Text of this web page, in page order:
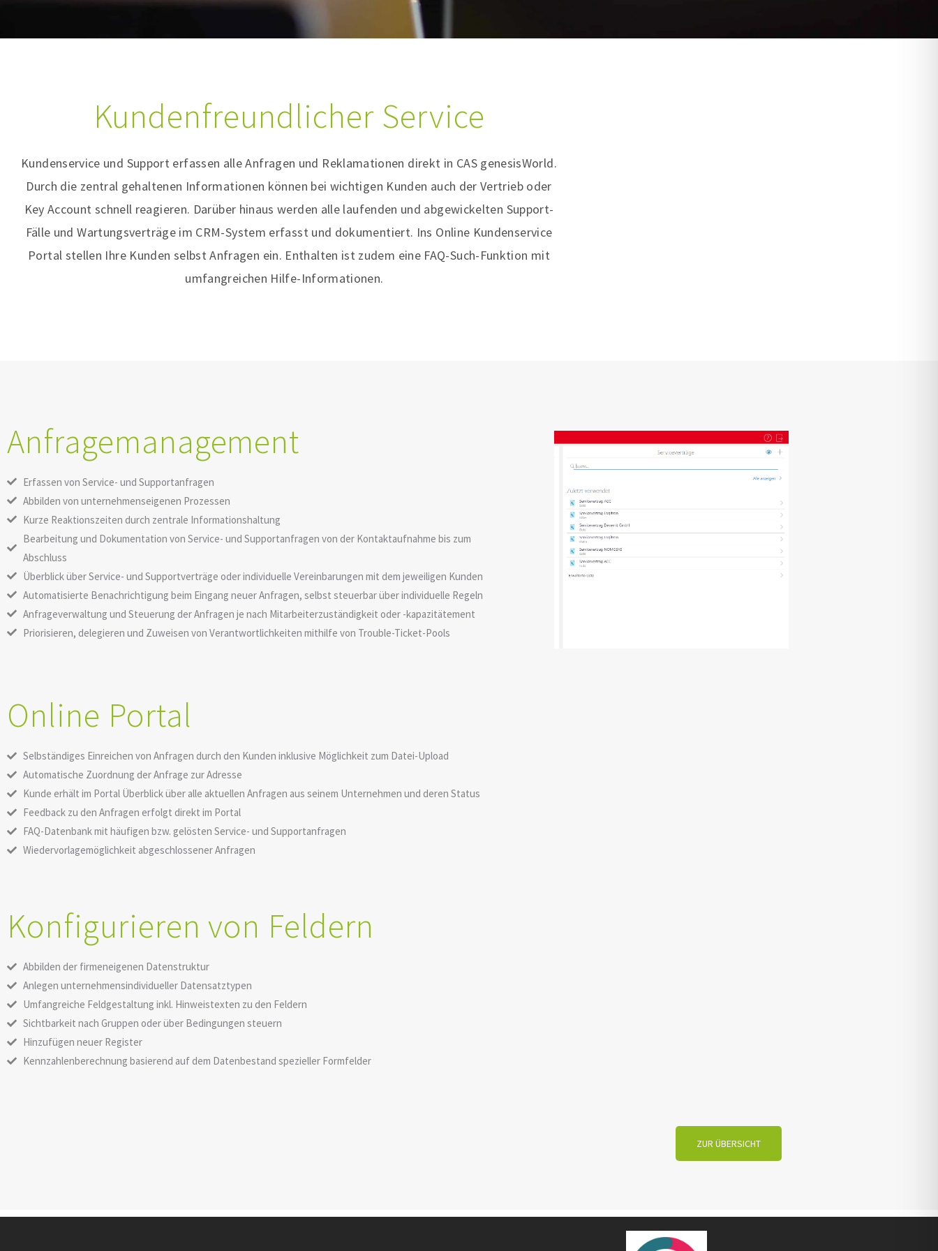
Kundenfreundlicher Service
Kundenservice und Support erfassen alle Anfragen und Reklamationen direkt in CAS genesisWorld.
Durch die zentral gehaltenen Informationen können bei wichtigen Kunden auch der Vertrieb oder
Key Account schnell reagieren. Darüber hinaus werden alle laufenden und abgewickelten Support-
Fälle und Wartungsverträge im CRM-System erfasst und dokumentiert. Ins Online Kundenservice
Portal stellen Ihre Kunden selbst Anfragen ein. Enthalten ist zudem eine FAQ-Such-Funktion mit
umfangreichen Hilfe-Informationen.
Anfragemanagement
Erfassen von Service- und Supportanfragen
Abbilden von unternehmenseigenen Prozessen
Kurze Reaktionszeiten durch zentrale Informationshaltung
Bearbeitung und Dokumentation von Service- und Supportanfragen von der Kontaktaufnahme bis zum
Abschluss
Überblick über Service- und Supportverträge oder individuelle Vereinbarungen mit dem jeweiligen Kunden
Automatisierte Benachrichtigung beim Eingang neuer Anfragen, selbst steuerbar über individuelle Regeln
Anfrageverwaltung und Steuerung der Anfragen je nach Mitarbeiterzuständigkeit oder -kapazitätement
Priorisieren, delegieren und Zuweisen von Verantwortlichkeiten mithilfe von Trouble-Ticket-Pools
Online Portal
Selbständiges Einreichen von Anfragen durch den Kunden inklusive Möglichkeit zum Datei-Upload
Automatische Zuordnung der Anfrage zur Adresse
Kunde erhält im Portal Überblick über alle aktuellen Anfragen aus seinem Unternehmen und deren Status
Feedback zu den Anfragen erfolgt direkt im Portal
FAQ-Datenbank mit häufigen bzw. gelösten Service- und Supportanfragen
Wiedervorlagemöglichkeit abgeschlossener Anfragen
Konfigurieren von Feldern
Abbilden der firmeneigenen Datenstruktur
Anlegen unternehmensindividueller Datensatztypen
Umfangreiche Feldgestaltung inkl. Hinweistexten zu den Feldern
Sichtbarkeit nach Gruppen oder über Bedingungen steuern
Hinzufügen neuer Register
Kennzahlenberechnung basierend auf dem Datenbestand spezieller Formfelder
ZUR ÜBERSICHT